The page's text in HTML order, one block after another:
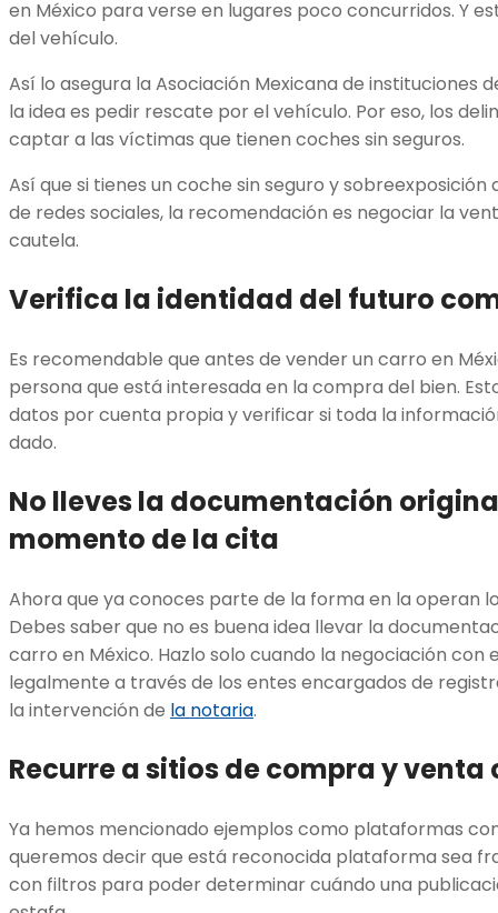
en México para verse en lugares poco concurridos. Y
del vehículo.
Así lo asegura la Asociación Mexicana de instituciones
la idea es pedir rescate por el vehículo. Por eso, los
captar a las víctimas que tienen coches sin seguros.
Así que si tienes un coche sin seguro y
de redes sociales, la recomendación es negociar la
cautela.
Verifica la identidad del futuro
Es recomendable que antes de vender un carro en
persona que está interesada en la compra del bien.
datos por cuenta propia y verificar si toda la
dado.
No lleves la documentación
momento de la cita
Ahora que ya conoces parte de la forma en la operan
Debes saber que no es buena idea llevar la
carro en México. Hazlo solo cuando la negociación
legalmente a través de los entes encargados de
la intervención de la notaria.
Recurre a sitios de compra y
Ya hemos mencionado ejemplos como plataformas
queremos decir que está reconocida plataforma sea
con filtros para poder determinar cuándo una